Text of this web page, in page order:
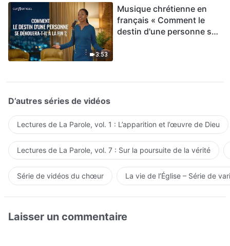
3:53
Musique chrétienne en
français « Comment le
destin d'une personne se
D’autres séries de vidéos
Lectures de La Parole, vol. 1 : L’apparition et l’œuvre de Dieu
Lectures de La Parole, vol. 7 : Sur la poursuite de la vérité
Série de vidéos du chœur La vie de l’Église – Série de
Laisser un commentaire